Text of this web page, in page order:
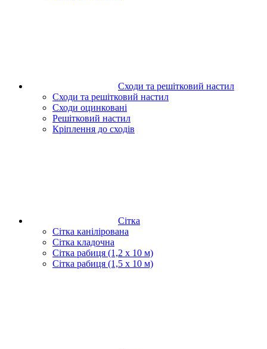
Сходи та решітковий настил
Сходи та решітковий настил
Сходи оцинковані
Решітковий настил
Кріплення до сходів
Сітка
Сітка канілірована
Сітка кладочна
Сітка рабиця (1,2 x 10 м)
Сітка рабиця (1,5 x 10 м)